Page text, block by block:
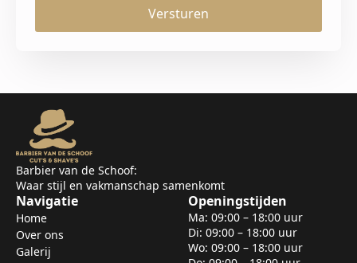
Versturen
Barbier van de Schoof:
Waar stijl en vakmanschap samenkomt
Navigatie
Home
Over ons
Galerij
Openingstijden
Ma: 09:00 – 18:00 uur
Di: 09:00 – 18:00 uur
Wo: 09:00 – 18:00 uur